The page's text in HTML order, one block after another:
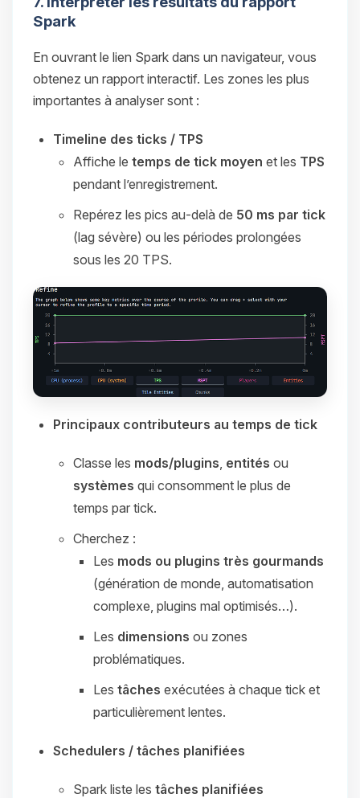
Spark
En ouvrant le lien Spark dans un navigateur, vous
obtenez un rapport interactif. Les zones les plus
importantes à analyser sont :
Timeline des ticks / TPS
Affiche le temps de tick moyen et les TPS
pendant l’enregistrement.
Repérez les pics au‑delà de 50 ms par tick
(lag sévère) ou les périodes prolongées
sous les 20 TPS.
Principaux contributeurs au temps de tick
Classe les mods/plugins entités ou
systèmes qui consomment le plus de
temps par tick.
Cherchez :
Les mods ou plugins très gourmands
(génération de monde, automatisation
complexe, plugins mal optimisés…).
Les dimensions ou zones
problématiques.
Les tâches exécutées à chaque tick et
particulièrement lentes.
Schedulers / tâches planifiées
Spark liste les tâches planifiées